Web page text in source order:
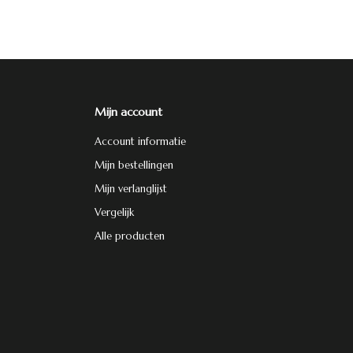
Mijn account
Account informatie
Mijn bestellingen
Mijn verlanglijst
Vergelijk
Alle producten